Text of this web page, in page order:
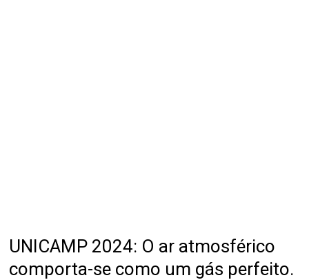
UNICAMP 2024: O ar atmosférico
comporta-se como um gás perfeito.